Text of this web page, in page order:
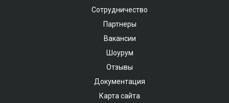
Сотрудничество
Партнеры
Вакансии
Шоурум
Отзывы
Документация
Карта сайта